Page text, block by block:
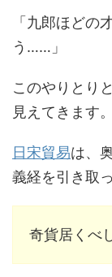
「九郎ほどの
う……」
このやりとり
見えてきます。
日宋貿易は、
義経を引き取
奇貨居くべ